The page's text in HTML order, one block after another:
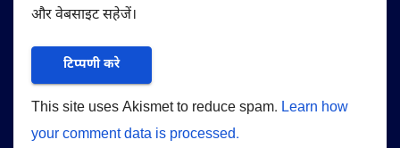
और वेबसाइट सहेजें।
This site uses Akismet to reduce spam. Learn how
your comment data is processed.